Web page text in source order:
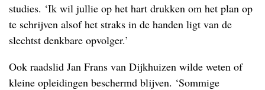
studies. ‘Ik wil jullie op het hart drukken om het plan op
te schrijven alsof het straks in de handen ligt van de
slechtst denkbare opvolger.’
Ook raadslid Jan Frans van Dijkhuizen wilde weten of
kleine opleidingen beschermd blijven. ‘Sommige